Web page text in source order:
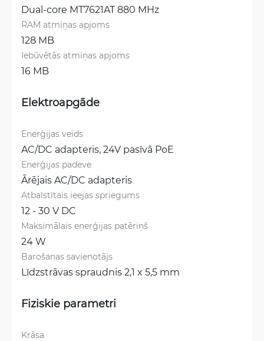
Dual-core MT7621AT 880 MHz
RAM atmiņas apjoms
128 MB
Iebūvētās atmiņas apjoms
16 MB
Elektroapgāde
Enerģijas veids
AC/DC adapteris, 24V pasīvā PoE
Enerģijas padeve
Ārējais AC/DC adapteris
Atbalstītais ieejas spriegums
12 - 30 V DC
Maksimālais enerģijas patēriņš
24 W
Barošanas savienotājs
Līdzstrāvas spraudnis 2,1 x 5,5 mm
Fiziskie parametri
Krāsa